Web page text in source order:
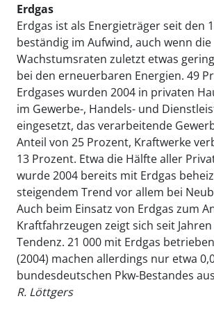
Erdgas
Erdgas ist als Energieträger seit den
beständig im Aufwind, auch wenn die
Wachstumsraten zuletzt etwas
bei den erneuerbaren Energien. 49
Erdgases wurden 2004 in privaten
im Gewerbe-, Handels- und
eingesetzt, das verarbeitende
Anteil von 25 Prozent, Kraftwerke
13 Prozent. Etwa die Hälfte aller
wurde 2004 bereits mit Erdgas
steigendem Trend vor allem bei
Auch beim Einsatz von Erdgas zum
Kraftfahrzeugen zeigt sich seit
Tendenz. 21 000 mit Erdgas
(2004) machen allerdings nur etwa
bundesdeutschen Pkw-Bestandes
R. Löttgers